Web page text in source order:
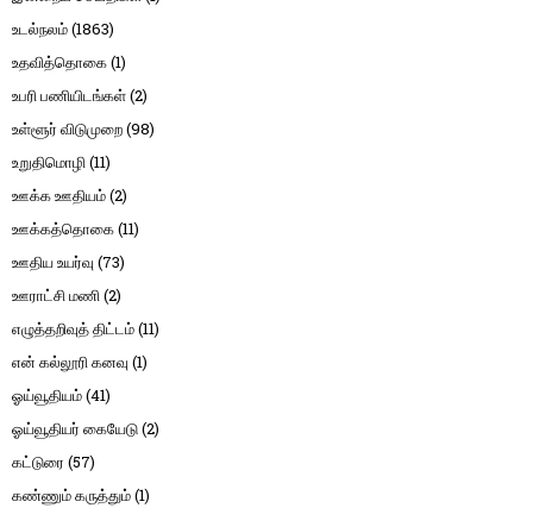
உடல்நலம்(1863)
உதவித்தொகை(1)
உபரி பணியிடங்கள்(2)
உள்ளூர் விடுமுறை(98)
உறுதிமொழி(11)
ஊக்க ஊதியம்(2)
ஊக்கத்தொகை(11)
ஊதிய உயர்வு (73)
ஊராட்சி மணி(2)
எழுத்தறிவுத் திட்டம்(11)
என் கல்லூரி கனவு (1)
ஓய்வூதியம்(41)
ஓய்வூதியர் கையேடு(2)
கட்டுரை (57)
கண்ணும் கருத்தும்(1)